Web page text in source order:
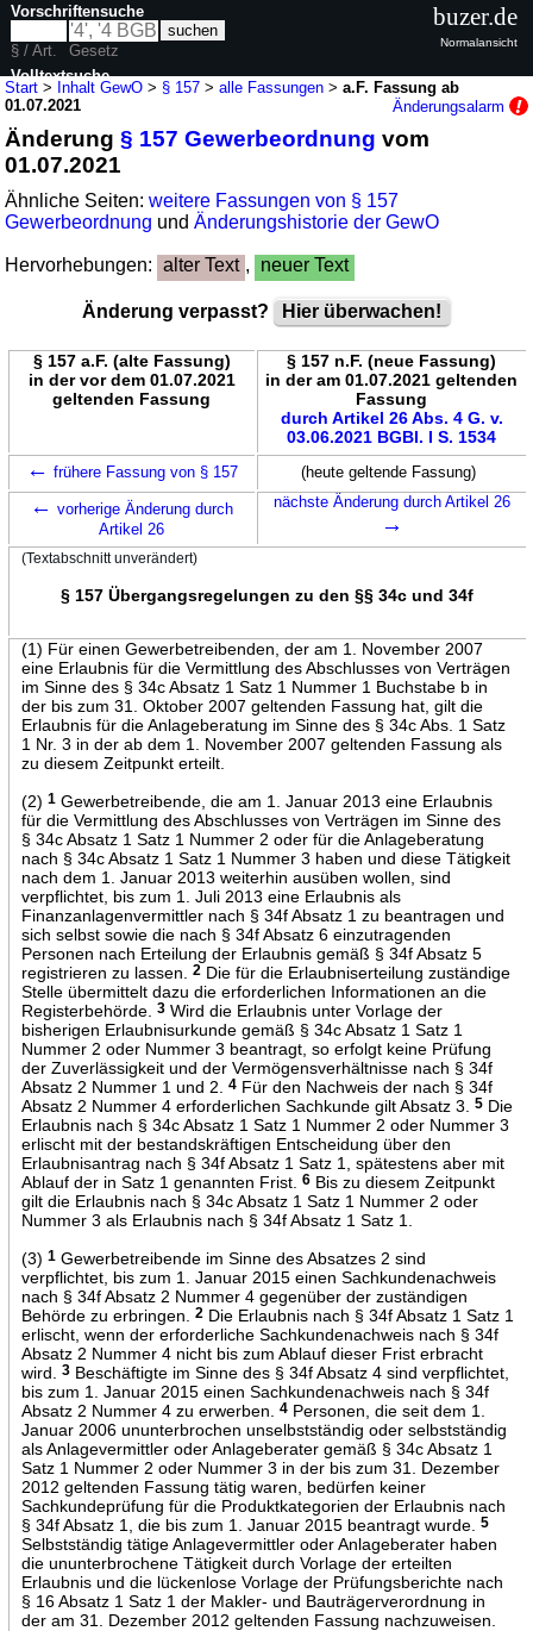
Start > Inhalt GewO > § 157 >alle Fassungen >a.F. Fassung ab
01.07.2021
Änderungsalarm
Änderung§ 157 Gewerbeordnung vom
01.07.2021
Ähnliche Seiten:weitere Fassungen von § 157
Gewerbeordnung undÄnderungshistorie der GewO
Hervorhebungen: alter Text , neuer Text
Änderung verpasst? Hier überwachen!
§ 157 a.F. (alte Fassung)
in der vor dem 01.07.2021
geltenden Fassung
§ 157 n.F. (neue Fassung)
in der am 01.07.2021 geltenden
Fassung
durch Artikel 26 Abs. 4 G. v.
03.06.2021 BGBl. I S. 1534
← frühere Fassung von § 157 (heute geltende Fassung)
← vorherige Änderung durch
Artikel 26
nächste Änderung durch Artikel 26
→
(Textabschnitt unverändert)
§ 157 Übergangsregelungen zu den §§ 34c und 34f
(1) Für einen Gewerbetreibenden, der am 1. November 2007
eine Erlaubnis für die Vermittlung des Abschlusses von Verträgen
im Sinne des § 34c Absatz 1 Satz 1 Nummer 1 Buchstabe b in
der bis zum 31. Oktober 2007 geltenden Fassung hat, gilt die
Erlaubnis für die Anlageberatung im Sinne des § 34c Abs. 1 Satz
1 Nr. 3 in der ab dem 1. November 2007 geltenden Fassung als
zu diesem Zeitpunkt erteilt.
(2) 1Gewerbetreibende, die am 1. Januar 2013 eine Erlaubnis
für die Vermittlung des Abschlusses von Verträgen im Sinne des
§ 34c Absatz 1 Satz 1 Nummer 2 oder für die Anlageberatung
nach § 34c Absatz 1 Satz 1 Nummer 3 haben und diese Tätigkeit
nach dem 1. Januar 2013 weiterhin ausüben wollen, sind
verpflichtet, bis zum 1. Juli 2013 eine Erlaubnis als
Finanzanlagenvermittler nach § 34f Absatz 1 zu beantragen und
sich selbst sowie die nach § 34f Absatz 6 einzutragenden
Personen nach Erteilung der Erlaubnis gemäß § 34f Absatz 5
registrieren zu lassen.
2Die für die Erlaubniserteilung zuständige
Stelle übermittelt dazu die erforderlichen Informationen an die
Registerbehörde.
3Wird die Erlaubnis unter Vorlage der
bisherigen Erlaubnisurkunde gemäß § 34c Absatz 1 Satz 1
Nummer 2 oder Nummer 3 beantragt, so erfolgt keine Prüfung
der Zuverlässigkeit und der Vermögensverhältnisse nach § 34f
Absatz 2 Nummer 1 und 2.
4Für den Nachweis der nach § 34f
Absatz 2 Nummer 4 erforderlichen Sachkunde gilt Absatz 3.
5Die
Erlaubnis nach § 34c Absatz 1 Satz 1 Nummer 2 oder Nummer 3
erlischt mit der bestandskräftigen Entscheidung über den
Erlaubnisantrag nach § 34f Absatz 1 Satz 1, spätestens aber mit
Ablauf der in Satz 1 genannten Frist.
6Bis zu diesem Zeitpunkt
gilt die Erlaubnis nach § 34c Absatz 1 Satz 1 Nummer 2 oder
Nummer 3 als Erlaubnis nach § 34f Absatz 1 Satz 1.
(3) 1Gewerbetreibende im Sinne des Absatzes 2 sind
verpflichtet, bis zum 1. Januar 2015 einen Sachkundenachweis
nach § 34f Absatz 2 Nummer 4 gegenüber der zuständigen
Behörde zu erbringen.
2Die Erlaubnis nach § 34f Absatz 1 Satz 1
erlischt, wenn der erforderliche Sachkundenachweis nach § 34f
Absatz 2 Nummer 4 nicht bis zum Ablauf dieser Frist erbracht
wird.
3Beschäftigte im Sinne des § 34f Absatz 4 sind verpflichtet,
bis zum 1. Januar 2015 einen Sachkundenachweis nach § 34f
Absatz 2 Nummer 4 zu erwerben.
4Personen, die seit dem 1.
Januar 2006 ununterbrochen unselbstständig oder selbstständig
als Anlagevermittler oder Anlageberater gemäß § 34c Absatz 1
Satz 1 Nummer 2 oder Nummer 3 in der bis zum 31. Dezember
2012 geltenden Fassung tätig waren, bedürfen keiner
Sachkundeprüfung für die Produktkategorien der Erlaubnis nach
§ 34f Absatz 1, die bis zum 1. Januar 2015 beantragt wurde.
5
Selbstständig tätige Anlagevermittler oder Anlageberater haben
die ununterbrochene Tätigkeit durch Vorlage der erteilten
Erlaubnis und die lückenlose Vorlage der Prüfungsberichte nach
§ 16 Absatz 1 Satz 1 der Makler- und Bauträgerverordnung in
der am 31. Dezember 2012 geltenden Fassung nachzuweisen.
Vorschriftensuche
§ / Art.
Gesetz
Volltextsuche
buzer.de
Normalansicht